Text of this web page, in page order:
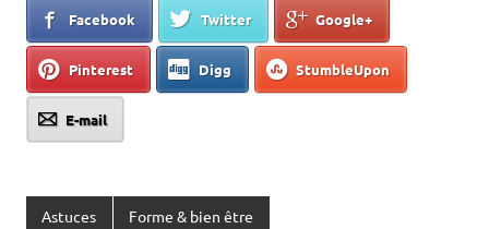
Facebook Twitter Google+
Pinterest Digg StumbleUpon
E-mail
Astuces Forme & bien être